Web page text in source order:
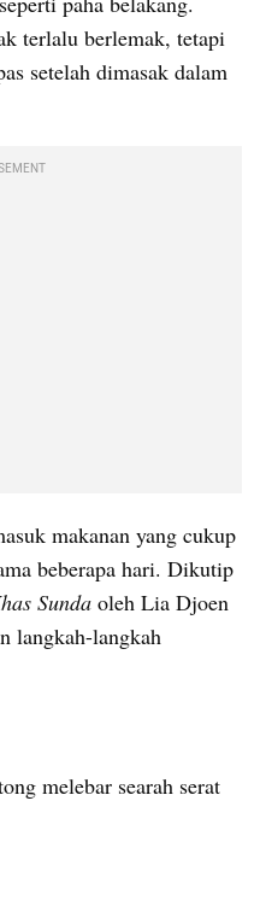
terlalu berlemak, tetapi
setelah dimasak dalam
makanan yang cukup
beberapa hari. Dikutip
Sunda oleh Lia Djoen
langkah-langkah
melebar searah serat